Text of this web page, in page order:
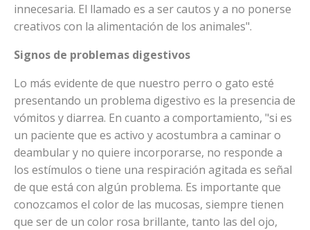
innecesaria. El llamado es a ser cautos y a no ponerse
creativos con la alimentación de los animales".
Signos de problemas digestivos
Lo más evidente de que nuestro perro o gato esté
presentando un problema digestivo es la presencia de
vómitos y diarrea. En cuanto a comportamiento, "si es
un paciente que es activo y acostumbra a caminar o
deambular y no quiere incorporarse, no responde a
los estímulos o tiene una respiración agitada es señal
de que está con algún problema. Es importante que
conozcamos el color de las mucosas, siempre tienen
que ser de un color rosa brillante, tanto las del ojo,